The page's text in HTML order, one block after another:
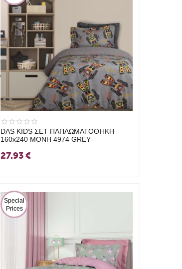
DAS KIDS ΣΕΤ ΠΑΠΛΩΜΑΤΟΘΗΚΗ
160x240 ΜΟΝΗ 4974 GREY
27.93 €
Special
Prices